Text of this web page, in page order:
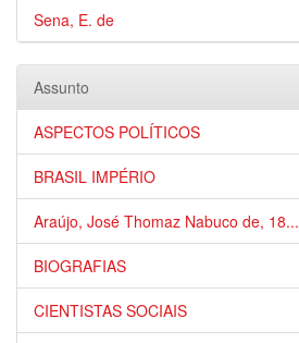
Sena, E. de
Assunto
ASPECTOS POLÍTICOS
BRASIL IMPÉRIO
Araújo, José Thomaz Nabuco de, 18...
BIOGRAFIAS
CIENTISTAS SOCIAIS